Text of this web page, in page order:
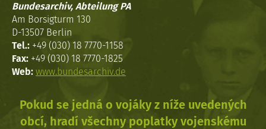
Bundesarchiv, Abteilung PA
Am Borsigturm 130
D-13507 Berlin
Tel.: +49 (030) 18 7770-1158
Fax: +49 (030) 18 7770-1825
Web: www.bundesarchiv.de
Pokud se jedná o vojáky z níže uvedených
obcí, hradí všechny poplatky vojenskému